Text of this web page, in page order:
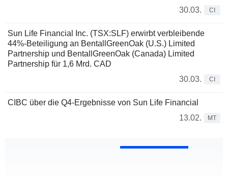
30.03.
CI
Sun Life Financial Inc. (TSX:SLF) erwirbt verbleibende
44%-Beteiligung an BentallGreenOak (U.S.) Limited
Partnership und BentallGreenOak (Canada) Limited
Partnership für 1,6 Mrd. CAD
30.03.
CI
CIBC über die Q4-Ergebnisse von Sun Life Financial
13.02.
MT